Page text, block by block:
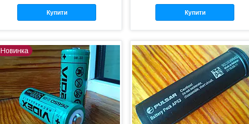
Купити Купити
Новинка